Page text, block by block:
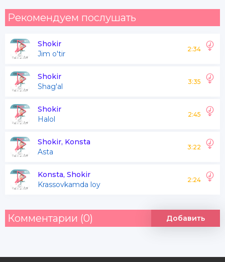
Bu man uhcun zavqdir
Vaqt bu arg'imchoq yashab qo'ydim
Ancha hafta
Yetti yuz o'n ikkiz
Olti yuz o'n to'qqiz xatardek
Pochirtim qiyshiq telefon to'lgan
Xuddi daftardek
Ko'rdim xatolarni
Hayot quruq bo'lsa
Maksimum bu Alhazardek
Рекомендуем послушать
Shokir
Jim o'tir
2:34
Shokir
Shag'al
3:35
Shokir
Halol
2:45
Shokir, Konsta
Asta
3:22
Konsta, Shokir
Krassovkamda loy
2:24
Комментарии (0) Добавить